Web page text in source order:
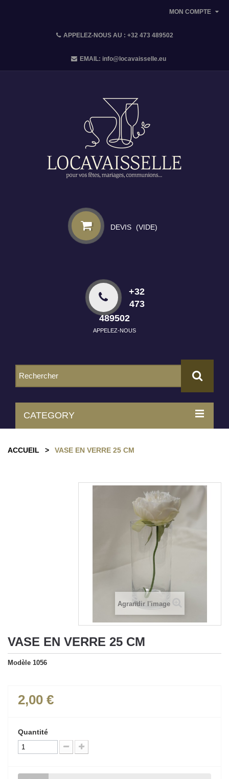
MON COMPTE
APPELEZ-NOUS AU : +32 473 489502
EMAIL: info@locavaisselle.eu
DEVIS (VIDE)
+32
473
489502
APPELEZ-NOUS
CATEGORY
ACCUEIL > VASE EN VERRE 25 CM
Agrandir l'image
VASE EN VERRE 25 CM
Modèle 1056
2,00 €
Quantité